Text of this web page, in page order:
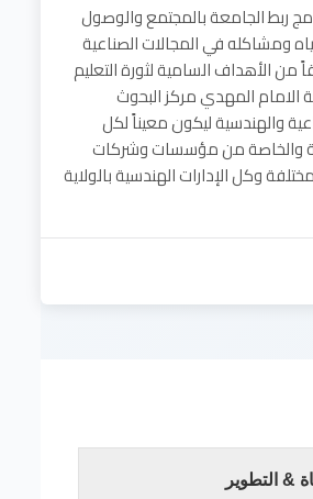
ربط الجامعة بالمجتمع والوصول
ومشاكله في المجالات الصناعية
من الأهداف السامية لثورة التعليم
الامام المهدي مركز البحوث
والهندسية ليكون معيناً لكل
والخاصة من مؤسسات وشركات
وكل الإدارات الهندسية بالولاية
& التطوير